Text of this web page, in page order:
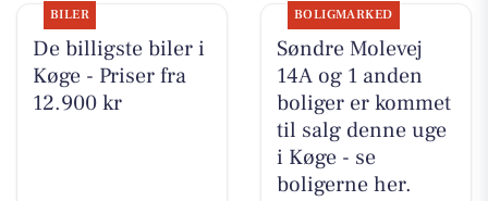
BILER
De billigste biler i
Køge - Priser fra
12.900 kr
BOLIGMARKED
Søndre Molevej
14A og 1 anden
boliger er kommet
til salg denne uge
i Køge - se
boligerne her.